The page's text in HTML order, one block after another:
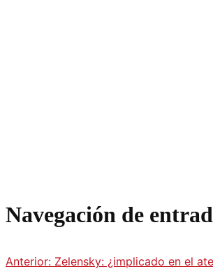
Navegación de
Anterior: Zelensky: ¿implicado en el